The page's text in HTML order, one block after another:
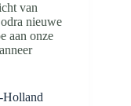
van
nieuwe
aan onze
Holland